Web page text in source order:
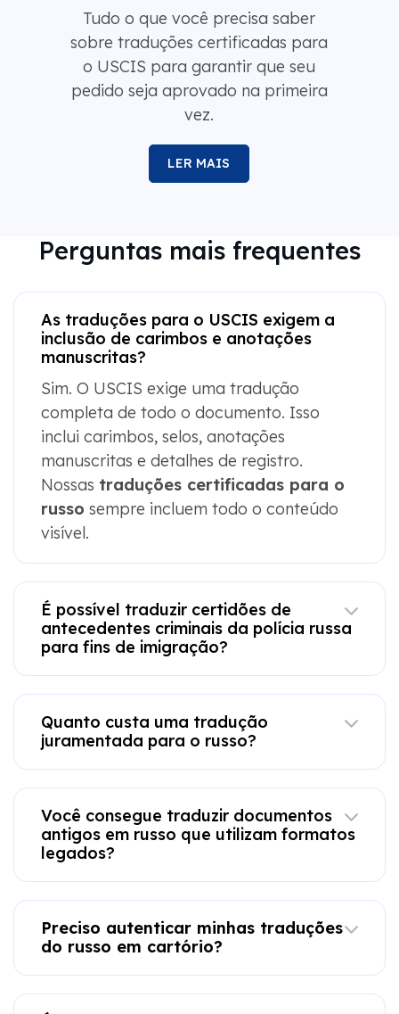
Tudo o que você precisa saber
sobre traduções certificadas para
o USCIS para garantir que seu
pedido seja aprovado na primeira
vez.
LER MAIS
Perguntas mais frequentes
As traduções para o USCIS exigem a
inclusão de carimbos e anotações
manuscritas?
Sim. O USCIS exige uma tradução
completa de todo o documento. Isso
inclui carimbos, selos, anotações
manuscritas e detalhes de registro.
Nossas traduções certificadas para o
russo sempre incluem todo o conteúdo
visível.
É possível traduzir certidões de
antecedentes criminais da polícia russa
para fins de imigração?
Quanto custa uma tradução
juramentada para o russo?
Você consegue traduzir documentos
antigos em russo que utilizam formatos
legados?
Preciso autenticar minhas traduções
do russo em cartório?